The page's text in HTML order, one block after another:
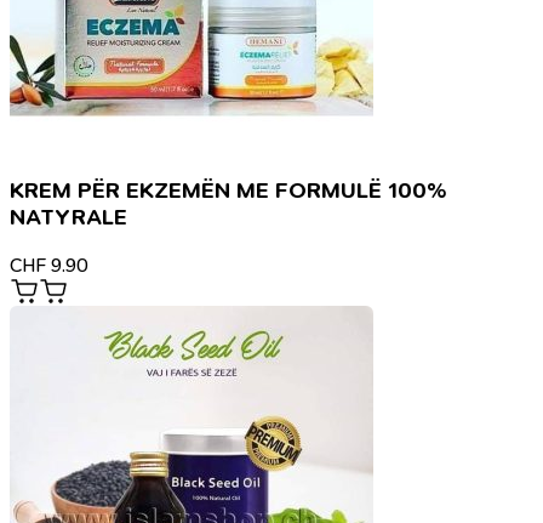
KREM PËR EKZEMËN ME FORMULË 100%
NATYRALE
CHF 9.90